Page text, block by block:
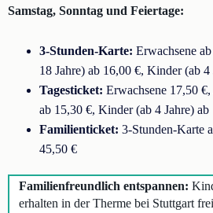
Samstag, Sonntag und Feiertage:
3-Stunden-Karte: Erwachsene
18 Jahre) ab 16,00 €, Kinder (ab 4
Tagesticket: Erwachsene 17,50
ab 15,30 €, Kinder (ab 4 Jahre) ab
Familienticket: 3-Stunden-Karte
45,50 €
Familienfreundlich entspannen:
erhalten in der Therme bei Stuttgart